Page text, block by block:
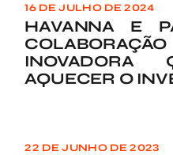
16 DE JULHO DE 2024
HAVANNA E
INOVADORA
AQUECER O
22 DE JUNHO DE 2023